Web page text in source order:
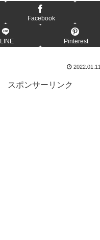
Facebook
LINE Pinterest
2022.01.11
スポンサーリンク